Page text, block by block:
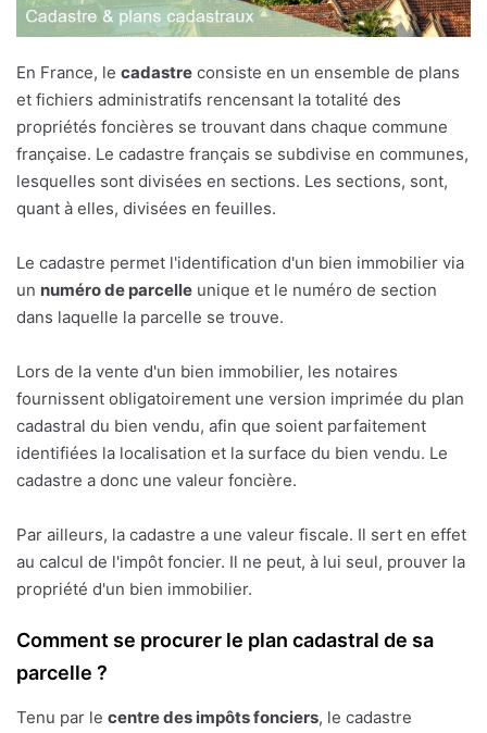
En France, le cadastre consiste en un ensemble de plans
et fichiers administratifs rencensant la totalité des
propriétés foncières se trouvant dans chaque commune
française. Le cadastre français se subdivise en communes,
lesquelles sont divisées en sections. Les sections, sont,
quant à elles, divisées en feuilles.
Le cadastre permet l'identification d'un bien immobilier via
un numéro de parcelle unique et le numéro de section
dans laquelle la parcelle se trouve.
Lors de la vente d'un bien immobilier, les notaires
fournissent obligatoirement une version imprimée du plan
cadastral du bien vendu, afin que soient parfaitement
identifiées la localisation et la surface du bien vendu. Le
cadastre a donc une valeur foncière.
Par ailleurs, la cadastre a une valeur fiscale. Il sert en effet
au calcul de l'impôt foncier. Il ne peut, à lui seul, prouver la
propriété d'un bien immobilier.
Comment se procurer le plan cadastral de sa
parcelle ?
Tenu par le centre des impôts fonciers, le cadastre